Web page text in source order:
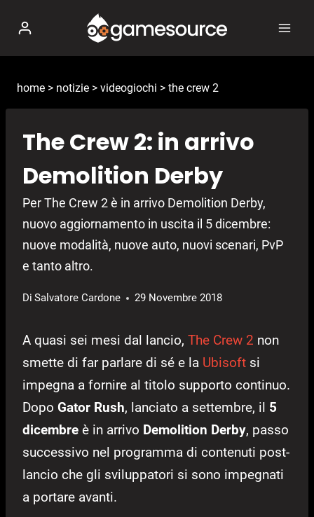
contenuto
home > notizie > videogiochi > the crew 2
The Crew 2: in arrivo
Demolition Derby
Per The Crew 2 è in arrivo Demolition Derby,
nuovo aggiornamento in uscita il 5 dicembre:
nuove modalità, nuove auto, nuovi scenari, PvP
e tanto altro.
Di Salvatore Cardone 29 Novembre 2018
A quasi sei mesi dal lancio, The Crew 2 non
smette di far parlare di sé e la Ubisoft si
impegna a fornire al titolo supporto continuo.
Dopo Gator Rush, lanciato a settembre, il 5
dicembre è in arrivo Demolition Derby, passo
successivo nel programma di contenuti post-
lancio che gli sviluppatori si sono impegnati
a portare avanti.